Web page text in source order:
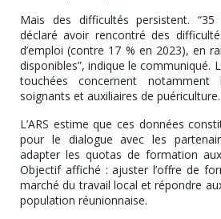
Mais des difficultés persistent.
déclaré avoir rencontré des
d’emploi (contre 17 % en 2023), en
disponibles”, indique le communiqué.
touchées concernent notamment
soignants et auxiliaires de puériculture.
L’ARS estime que ces données
pour le dialogue avec les
adapter les quotas de formation
Objectif affiché : ajuster l’offre de
marché du travail local et répondre
population réunionnaise.